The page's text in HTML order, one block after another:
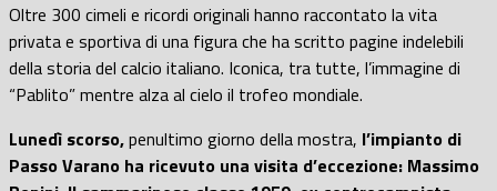
Oltre 300 cimeli e ricordi originali hanno raccontato la vita
privata e sportiva di una figura che ha scritto pagine indelebili
della storia del calcio italiano. Iconica, tra tutte, l’immagine di
“Pablito” mentre alza al cielo il trofeo mondiale.
Lunedì scorso,penultimo giorno della mostra, l’impianto di
Passo Varano ha ricevuto una visita d’eccezione: Massimo